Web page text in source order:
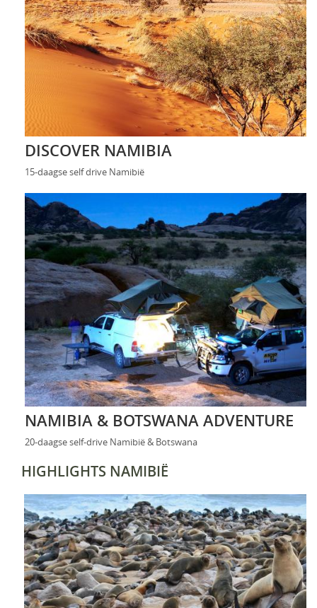
DISCOVER NAMIBIA
15-daagse self drive Namibië
NAMIBIA & BOTSWANA ADVENTURE
20-daagse self-drive Namibië & Botswana
HIGHLIGHTS NAMIBIË